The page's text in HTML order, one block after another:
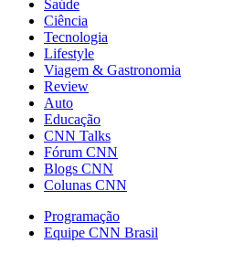
Saúde
Ciência
Tecnologia
Lifestyle
Viagem & Gastronomia
Review
Auto
Educação
CNN Talks
Fórum CNN
Blogs CNN
Colunas CNN
Programação
Equipe CNN Brasil